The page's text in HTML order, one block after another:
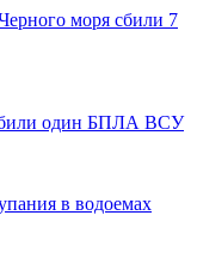
моря сбили 7
один БПЛА ВСУ
в водоемах